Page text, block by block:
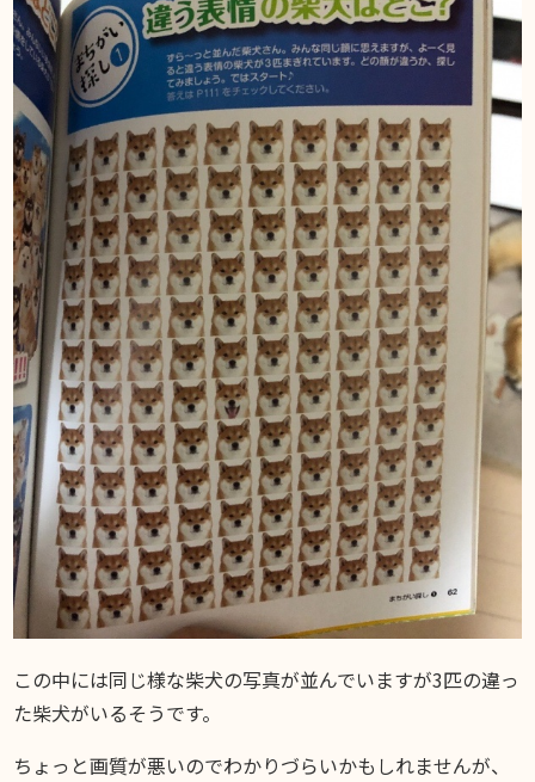
この中には同じ様な柴犬の写真が並んでいますが3匹の違っ
た柴犬がいるそうです。
ちょっと画質が悪いのでわかりづらいかもしれませんが、